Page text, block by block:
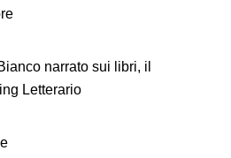
narrato sui libri, il
Letterario